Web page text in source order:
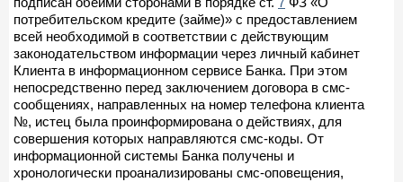
потребительском кредите (займе)» с предоставлением
всей необходимой в соответствии с действующим
законодательством информации через личный кабинет
Клиента в информационном сервисе Банка. При этом
непосредственно перед заключением договора в смс-
сообщениях, направленных на номер телефона клиента
№, истец была проинформирована о действиях, для
совершения которых направляются смс-коды. От
информационной системы Банка получены и
хронологически проанализированы смс-оповещения,